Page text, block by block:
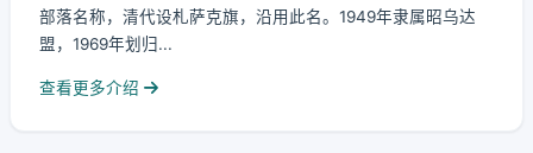
部落名称，清代设札萨克旗，沿用此名。1949年隶属昭乌达
盟，1969年划归...
查看更多介绍